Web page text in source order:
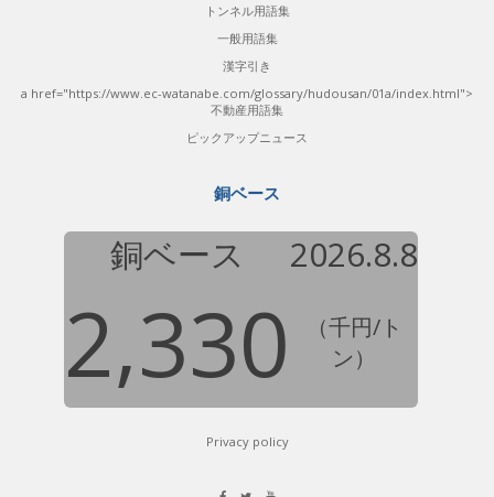
トンネル用語集
一般用語集
漢字引き
a href="https://www.ec-watanabe.com/glossary/hudousan/01a/index.html">
不動産用語集
ピックアップニュース
銅ベース
銅ベース 2026.8.8
2,330
（千円/ト
ン）
Privacy policy